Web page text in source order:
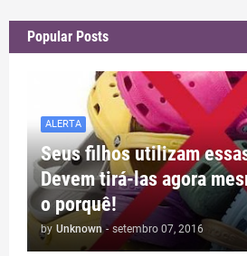
Popular Posts
ALERTA
Seus filhos utilizam
Devem tirá-las agora
o porquê!
by Unknown - setembro 07, 2016